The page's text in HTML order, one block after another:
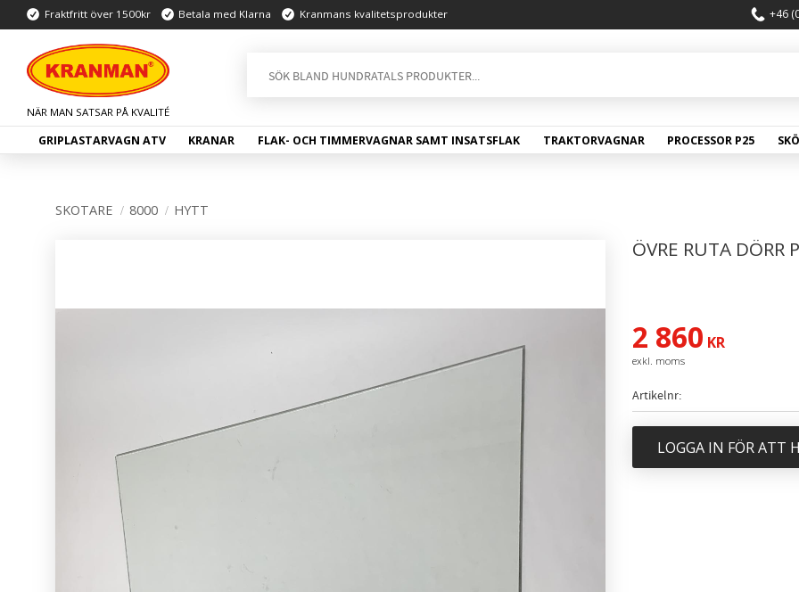
Fraktfritt över 1500kr Betala med Klarna Kranmans kvalitetsprodukter +46
GRIPLASTARVAGN ATV KRANAR FLAK- OCH TIMMERVAGNAR SAMT INSATSFLAK TRAKTORVAGNAR PROCESSOR P25
SKOTARE 8000 HYTT
ÖVRE RUTA
2 860 KR
Artikelnr
LOGGA IN FÖR ATT